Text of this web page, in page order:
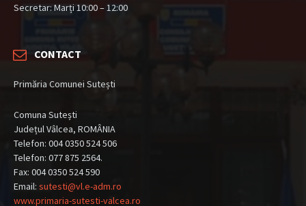
Secretar: Marți 10:00 – 12:00
CONTACT
Primăria Comunei Sutești
Comuna Sutești
Județul Vâlcea, ROMÂNIA
Telefon: 004 0350 524 506
Telefon: 077 875 2564.
Fax: 004 0350 524 590
Email: sutesti@vl.e-adm.ro
www.primaria-sutesti-valcea.ro